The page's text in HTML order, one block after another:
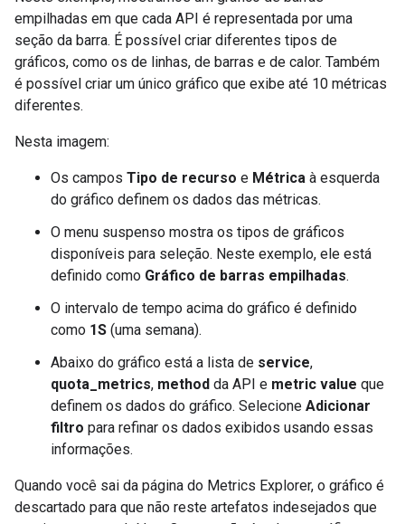
empilhadas em que cada API é representada por uma
seção da barra. É possível criar diferentes tipos de
gráficos, como os de linhas, de barras e de calor. Também
é possível criar um único gráfico que exibe até 10 métricas
diferentes.
Nesta imagem:
Os campos Tipo de recurso e Métrica à esquerda
do gráfico definem os dados das métricas.
O menu suspenso mostra os tipos de gráficos
disponíveis para seleção. Neste exemplo, ele está
definido como Gráfico de barras empilhadas.
O intervalo de tempo acima do gráfico é definido
como 1S (uma semana).
Abaixo do gráfico está a lista de service,
quota_metrics, method da API e metric value que
definem os dados do gráfico. Selecione Adicionar
filtro para refinar os dados exibidos usando essas
informações.
Quando você sai da página do Metrics Explorer, o gráfico é
descartado para que não reste artefatos indesejados que